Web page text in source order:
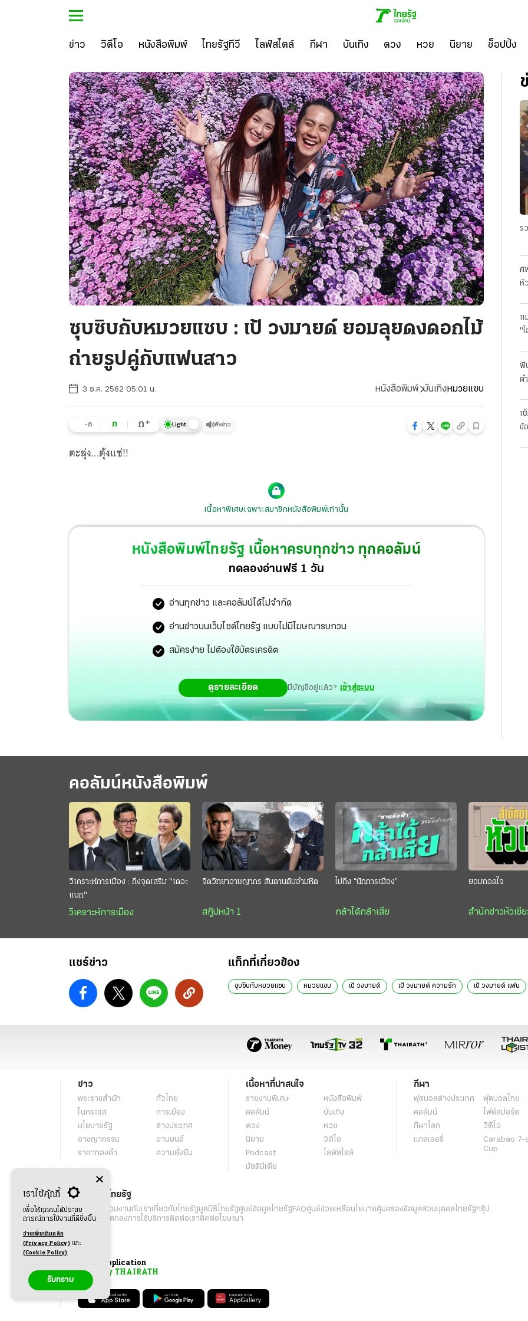
ข่าว วิดีโอ หนังสือพิมพ์ ไทยรัฐทีวี ไลฟ์สไตล์ กีฬา บันเทิง ดวง หวย นิยาย ช็อปปิ้ง
ซุบซิบกับหมวยแซบ : เป้ วงมายด์ ยอมลุยดงดอกไม้
ถ่ายรูปคู่กับแฟนสาว
3 ธ.ค. 2562 05:01 น. หนังสือพิมพ์ บันเทิงหมวยแซบ
-ก ก ก+ Light ฟังข่าว
ตะลุ่ง...ตุ้งแช่!!
เนื้อหาพิเศษเฉพาะสมาชิกหนังสือพิมพ์เท่านั้น
หนังสือพิมพ์ไทยรัฐ เนื้อหาครบทุกข่าว ทุกคอลัมน์
ทดลองอ่านฟรี 1 วัน
อ่านทุกข่าว และคอลัมน์ได้ไม่จำกัด
อ่านข่าวบนเว็บไซต์ไทยรัฐ แบบไม่มีโฆษณารบกวน
สมัครง่าย ไม่ต้องใช้บัตรเครดิต
ดูรายละเอียด มีบัญชีอยู่แล้ว? เข้าสู่ระบบ
ร
ศ
หั
แ
"
ฟั
ต
เ
ข้
คอลัมน์หนังสือพิมพ์
วิเคราะห์การเมือง : ถึงจุดเสริม "เดอะ
แบก"
วิเคราะห์การเมือง
จิตวิทยาอาชญากร สันดานดิบอำมหิต
สกู๊ปหน้า 1
ไม่ถึง “นักการเมือง”
กล้าได้กล้าเสีย
ยอมถอดใจ
สำนักข่าวหัวเขีย
แชร์ข่าว แท็กที่เกี่ยวข้อง
ซุบซิบกับหมวยแซบ หมวยแซบ เป้ วงมายด์ เป้ วงมายด์ ความรัก เป้ วงมายด์ แฟน
ข่าว
พระราชสำนัก
ทั่วไทย
ในกระแส
การเมือง
นโยบายรัฐ
ต่างประเทศ
อาชญากรรม
ยานยนต์
ราคาทองคำ
ความยั่งยืน
เนื้อหาที่น่าสนใจ
รายงานพิเศษ
หนังสือพิมพ์
คอลัมน์
บันเทิง
ดวง
หวย
นิยาย
วิดีโอ
Podcast
ไลฟ์สไตล์
มัลติมีเดีย
กีฬา
ฟุตบอลต่่างประเทศ
ฟุตบอลไทย
คอลัมน์
ไฟต์สปอร์ต
กีฬาโลก
วิดีโอ
แกลเลอรี่
Carabao 7-
Cup
เกี่ยวกับไทยรัฐ
กิจกรรม ร่วมงานกับเราเกี่ยวกับไทยรัฐมูลนิธิไทยรัฐศูนย์ข้อมูลไทยรัฐFAQศูนย์ช่วยเหลือนโยบายคุ้มครองข้อมูลส่วนบุคคลไทยรัฐกรุ๊ป
เงื่อนไขข้อตกลงการใช้บริการติดต่อเราติดต่อโฆษณา
Application
My THAIRATH
เราใช้คุ้กกี้
เพื่อให้ทุกคนได้ประสบ
การณ์การใช้งานที่ดียิ่งขึ้น
อ่านเพิ่มเติมคลิก
(Privacy Policy) และ
(Cookie Policy)
รับทราบ